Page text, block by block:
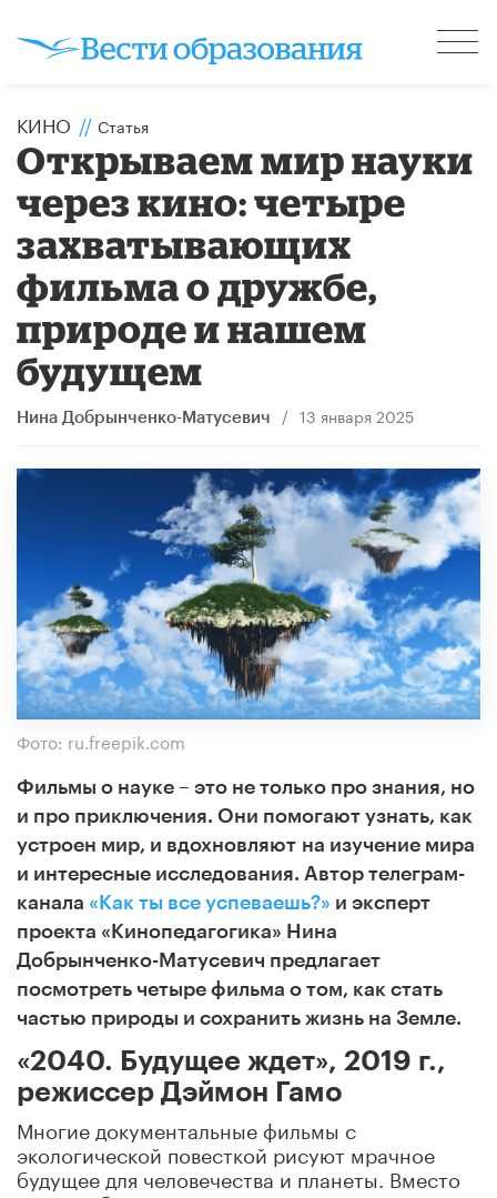
КИНО // Статья
Открываем мир науки
через кино: четыре
захватывающих
фильма о дружбе,
природе и нашем
будущем
Нина Добрынченко-Матусевич / 13 января 2025
Фото: ru.freepik.com
Фильмы о науке – это не только про знания, но
и про приключения. Они помогают узнать, как
устроен мир, и вдохновляют на изучение мира
и интересные исследования. Автор телеграм-
канала «Как ты все успеваешь?» и эксперт
проекта «Кинопедагогика» Нина
Добрынченко-Матусевич предлагает
посмотреть четыре фильма о том, как стать
частью природы и сохранить жизнь на Земле.
«2040. Будущее ждет», 2019 г.,
режиссер Дэймон Гамо
Многие документальные фильмы с
экологической повесткой рисуют мрачное
будущее для человечества и планеты. Вместо